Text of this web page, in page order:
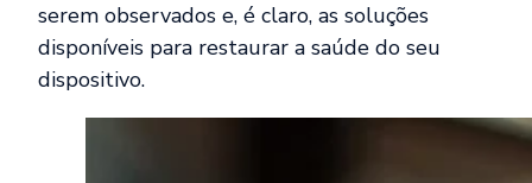
serem observados e, é claro, as soluções
disponíveis para restaurar a saúde do seu
dispositivo.